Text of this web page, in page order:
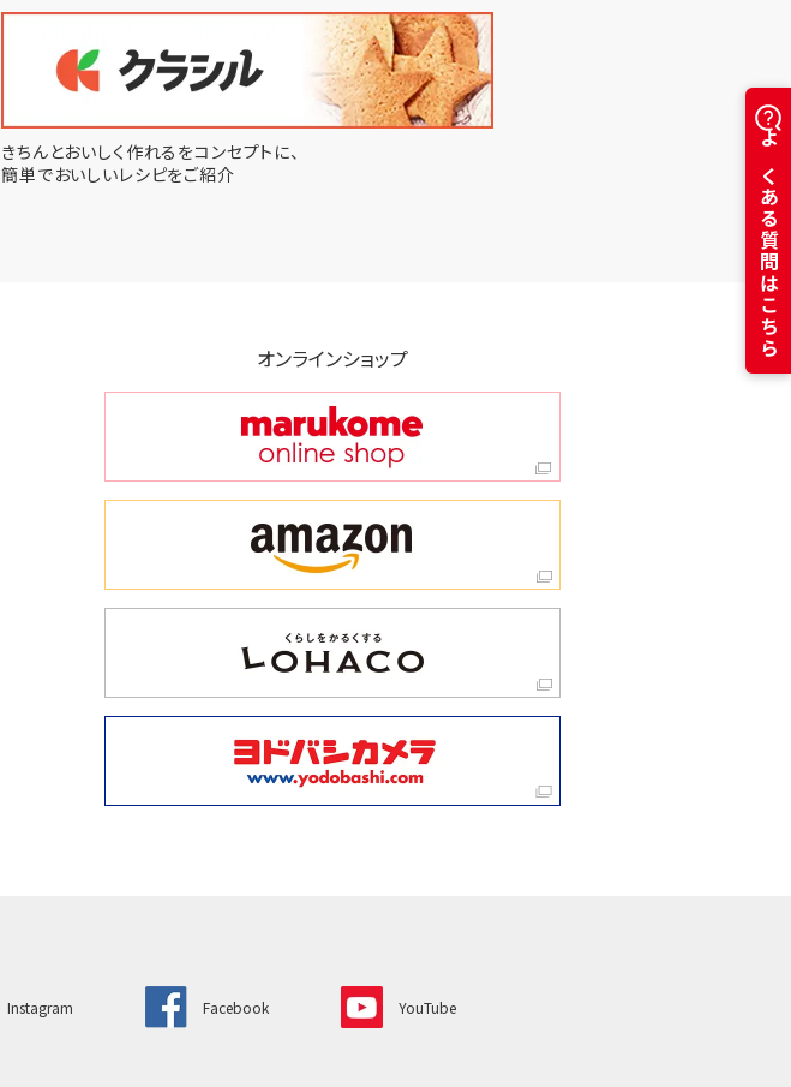
きちんとおいしく作れるをコンセプトに、
簡単でおいしいレシピをご紹介
オンラインショップ
Instagram Facebook YouTube
よくある質問はこちら